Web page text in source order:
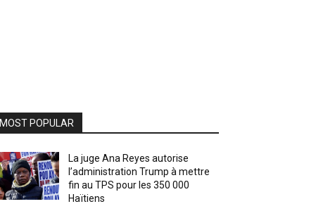
MOST POPULAR
La juge Ana Reyes autorise
l’administration Trump à mettre
fin au TPS pour les 350 000
Haïtiens